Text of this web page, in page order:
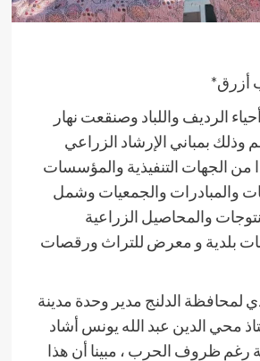
أزرق*
الرديف واللباد وصنقعت نهار
وذلك بمباني الإرشاد الزراعي
من الجهات التنفيذية والمؤسسات
والمبادرات والجمعيات وشمل
والمحاصيل الزراعية
بلدية و معرض للتراث ورقصات
لمحافظة الدلنج مدير وحدة مدينة
محي الدين عبد الله يونس أشاد
رغم ظروف الحرب ، مبينا أن هذا